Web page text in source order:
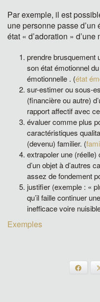
Par exemple, il est
une personne passe
état « d’adoration »
prendre brusquement
son état émotionnel
émotionnelle . (état
sur-estimer ou sous-
(financière ou autre)
rapport affectif avec
évaluer comme plus
caractéristiques
(devenu) familier. (
extrapoler une
d’un objet à d’autres
assez de fondement
justifier (exemple : «
qu’il faille continuer
inefficace voire
Exemples